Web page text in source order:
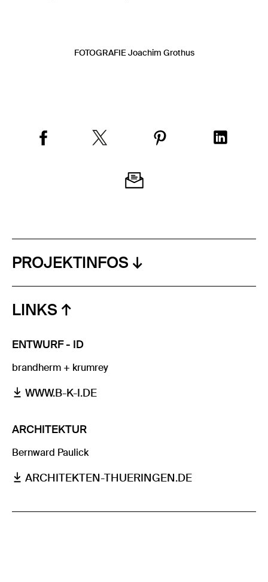
FOTOGRAFIE Joachim Grothus
PROJEKTINFOS
LINKS
ENTWURF - ID
brandherm + krumrey
WWW.B-K-I.DE
ARCHITEKTUR
Bernward Paulick
ARCHITEKTEN-THUERINGEN.DE